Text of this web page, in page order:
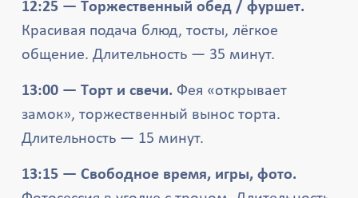
12:25 — Торжественный обед / фуршет.
Красивая подача блюд, тосты, лёгкое
общение. Длительность — 35 минут.
13:00 — Торт и свечи. Фея «открывает
замок», торжественный вынос торта.
Длительность — 15 минут.
13:15 — Свободное время, игры, фото.